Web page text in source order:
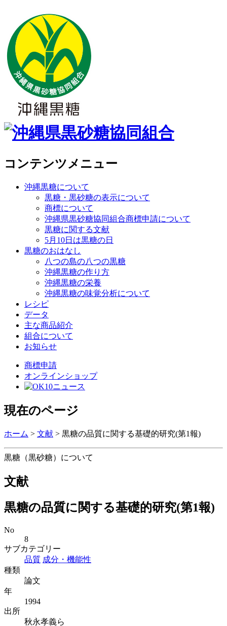
コンテンツメニュー
沖縄黒糖について
黒糖・黒砂糖の表示について
商標について
沖縄県黒砂糖協同組合商標申請について
黒糖に関する文献
5月10日は黒糖の日
黒糖のおはなし
八つの島の八つの黒糖
沖縄黒糖の作り方
沖縄黒糖の栄養
沖縄黒糖の味覚分析について
レシピ
データ
主な商品紹介
組合について
お知らせ
商標申請
オンラインショップ
現在のページ
ホーム > 文献 > 黒糖の品質に関する基礎的研究(第1報)
黒糖（黒砂糖）について
文献
黒糖の品質に関する基礎的研究(第1報)
No
8
サブカテゴリー
品質 成分・機能性
種類
論文
年
1994
出所
秋永孝義ら